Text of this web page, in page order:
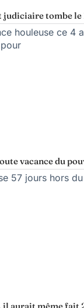
tombe le
houleuse ce
vacance du
57 jours hors